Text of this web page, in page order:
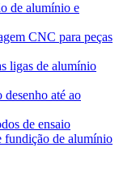
de alumínio e
CNC para peças
ligas de alumínio
desenho até ao
de ensaio
fundição de alumínio